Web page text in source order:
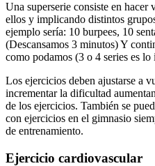
Una superserie consiste en hacer
ellos y implicando distintos
ejemplo sería: 10 burpees, 10
(Descansamos 3 minutos) Y
como podamos (3 o 4 series es lo
Los ejercicios deben ajustarse a
incrementar la dificultad
de los ejercicios. También se
con ejercicios en el gimnasio
de entrenamiento.
Ejercicio cardiovascular